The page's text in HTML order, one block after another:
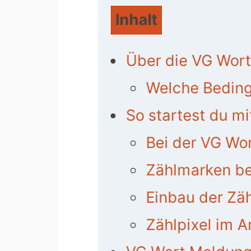
Inhalt
Über die VG Wort
Welche
So startest du
Bei der VG
Zählmarken
Einbau der
Zählpixel im